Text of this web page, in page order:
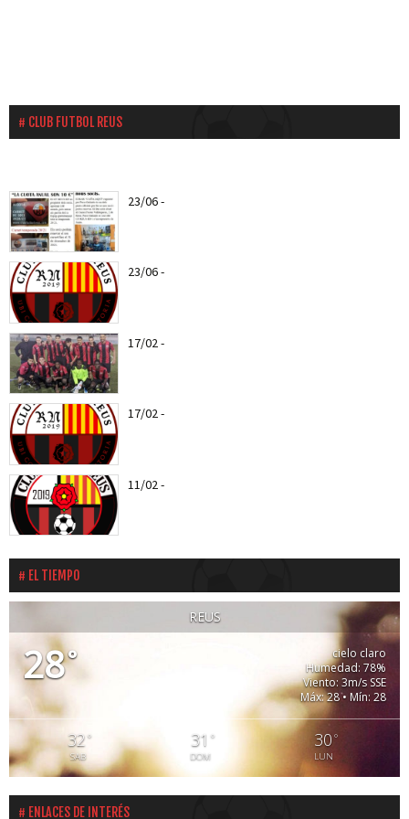
CLUB FUTBOL REUS
23/06-
23/06-
17/02-
17/02-
11/02-
EL TIEMPO
REUS
28°
cielo claro
Humedad: 78%
Viento: 3m/s SSE
Máx: 28 • Mín: 28
32 °
SAB
31 °
DOM
30 °
LUN
ENLACES DE INTERÉS